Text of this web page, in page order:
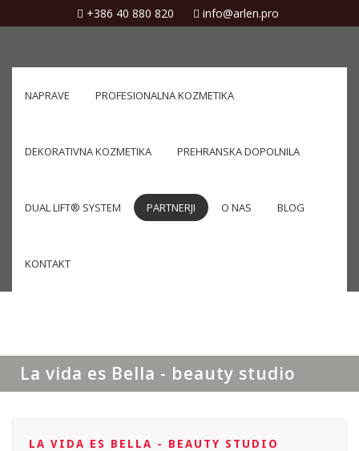
+386 40 880 820 info@arlen.pro
NAPRAVE PROFESIONALNA KOZMETIKA
DEKORATIVNA KOZMETIKA PREHRANSKA DOPOLNILA
DUAL LIFT® SYSTEM PARTNERJI O NAS BLOG
KONTAKT
La vida es Bella - beauty studio
LA VIDA ES BELLA - BEAUTY STUDIO